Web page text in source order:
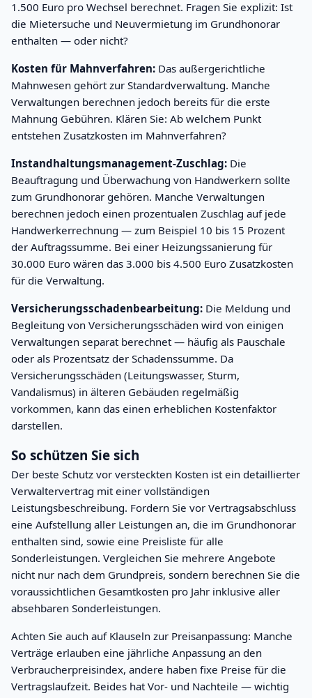
1.500 Euro pro Wechsel berechnet. Fragen Sie explizit: Ist
die Mietersuche und Neuvermietung im Grundhonorar
enthalten — oder nicht?
Kosten für Mahnverfahren: Das außergerichtliche
Mahnwesen gehört zur Standardverwaltung. Manche
Verwaltungen berechnen jedoch bereits für die erste
Mahnung Gebühren. Klären Sie: Ab welchem Punkt
entstehen Zusatzkosten im Mahnverfahren?
Instandhaltungsmanagement-Zuschlag: Die
Beauftragung und Überwachung von Handwerkern sollte
zum Grundhonorar gehören. Manche Verwaltungen
berechnen jedoch einen prozentualen Zuschlag auf jede
Handwerkerrechnung — zum Beispiel 10 bis 15 Prozent
der Auftragssumme. Bei einer Heizungssanierung für
30.000 Euro wären das 3.000 bis 4.500 Euro Zusatzkosten
für die Verwaltung.
Versicherungsschadenbearbeitung: Die Meldung und
Begleitung von Versicherungsschäden wird von einigen
Verwaltungen separat berechnet — häufig als Pauschale
oder als Prozentsatz der Schadenssumme. Da
Versicherungsschäden (Leitungswasser, Sturm,
Vandalismus) in älteren Gebäuden regelmäßig
vorkommen, kann das einen erheblichen Kostenfaktor
darstellen.
So schützen Sie sich
Der beste Schutz vor versteckten Kosten ist ein detaillierter
Verwaltervertrag mit einer vollständigen
Leistungsbeschreibung. Fordern Sie vor Vertragsabschluss
eine Aufstellung aller Leistungen an, die im Grundhonorar
enthalten sind, sowie eine Preisliste für alle
Sonderleistungen. Vergleichen Sie mehrere Angebote
nicht nur nach dem Grundpreis, sondern berechnen Sie die
voraussichtlichen Gesamtkosten pro Jahr inklusive aller
absehbaren Sonderleistungen.
Achten Sie auch auf Klauseln zur Preisanpassung: Manche
Verträge erlauben eine jährliche Anpassung an den
Verbraucherpreisindex, andere haben fixe Preise für die
Vertragslaufzeit. Beides hat Vor- und Nachteile — wichtig